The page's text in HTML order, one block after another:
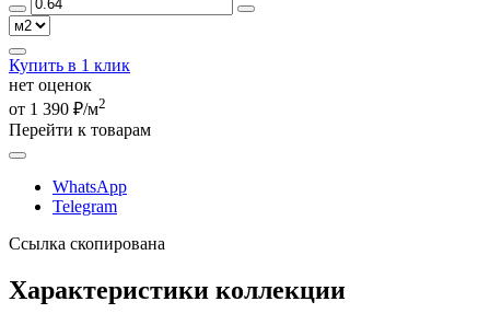
Купить в 1 клик
нет оценок
от 1 390 ₽/м2
Перейти к товарам
WhatsApp
Telegram
Ссылка скопирована
Характеристики коллекции